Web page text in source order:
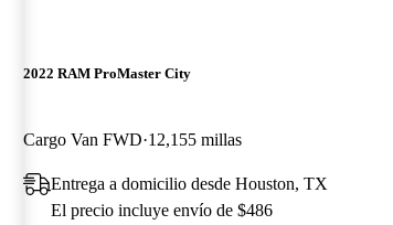
2022 RAM ProMaster City
Cargo Van FWD 12,155 millas
Entrega a domicilio desde Houston, TX
El precio incluye envío de $486